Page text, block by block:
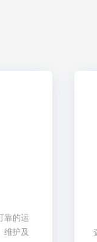
靠的运
维护及